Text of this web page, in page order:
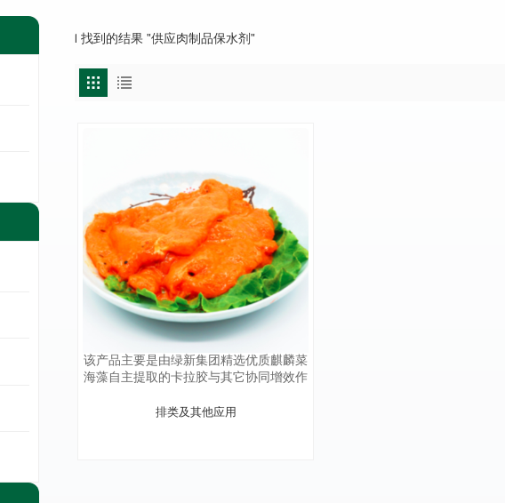
1 找到的结果 "供应肉制品保水剂"
该产品主要是由绿新集团精选优质麒麟菜
海藻自主提取的卡拉胶与其它协同增效作
著，保水性好，性价比高等特点。
排类及其他应用